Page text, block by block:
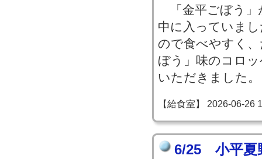
「金平ごぼう」
中に入っていま
ので食べやすく
ぼう」味のコロ
いただきました。
【給食室】 2026-06-26
6/25 小平夏